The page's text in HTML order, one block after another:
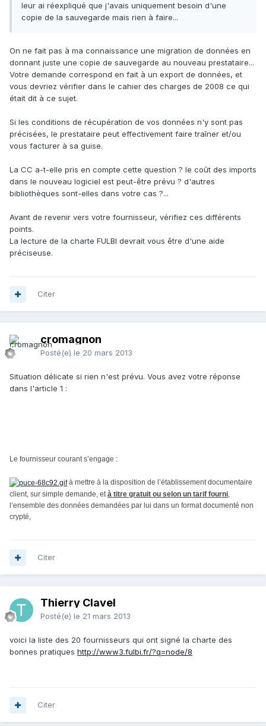
leur ai réexpliqué que j'avais uniquement besoin d'une
copie de la sauvegarde mais rien à faire...
On ne fait pas à ma connaissance une migration de données en
donnant juste une copie de sauvegarde au nouveau prestataire...
Votre demande correspond en fait à un export de données, et
vous devriez vérifier dans le cahier des charges de 2008 ce qui
était dit à ce sujet.
Si les conditions de récupération de vos données n'y sont pas
précisées, le prestataire peut effectivement faire traîner et/ou
vous facturer à sa guise.
La CC a-t-elle pris en compte cette question ? le coût des imports
dans le nouveau logiciel est peut-être prévu ? d'autres
bibliothèques sont-elles dans votre cas ?...
Avant de revenir vers votre fournisseur, vérifiez ces différents
points.
La lecture de la charte FULBI devrait vous être d'une aide
préciseuse.
Citer
cromagnon
Posté(e) le 20 mars 2013
Situation délicate si rien n'est prévu. Vous avez votre réponse
dans l'article 1 :
Le fournisseur courant s’engage :
à mettre à la disposition de l’établissement documentaire
client, sur simple demande, et à titre gratuit ou selon un tarif fourni
l’ensemble des données demandées par lui dans un format documenté non
crypté,
Citer
Thierry Clavel
Posté(e) le 21 mars 2013
voici la liste des 20 fournisseurs qui ont signé la charte des
bonnes pratiques http://www3.fulbi.fr/?q=node/8
Citer